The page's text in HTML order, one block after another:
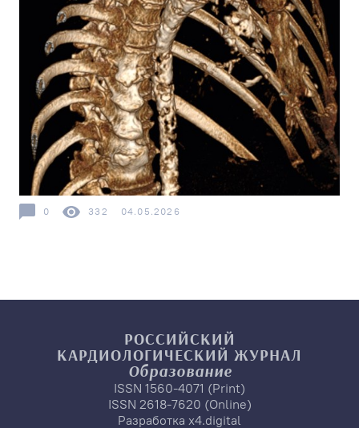
0 332 04.05.2026
РОССИЙСКИЙ
КАРДИОЛОГИЧЕСКИЙ ЖУРНАЛ
Образование
ISSN 1560-4071 (Print)
ISSN 2618-7620 (Online)
Разработка x4.digital